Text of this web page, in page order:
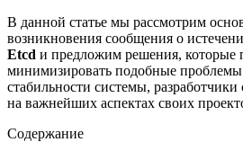
В данной статье мы рассмотрим
возникновения сообщения о
Etcd и предложим решения, которые
минимизировать подобные
стабильности системы, разработчики
на важнейших аспектах своих
Содержание